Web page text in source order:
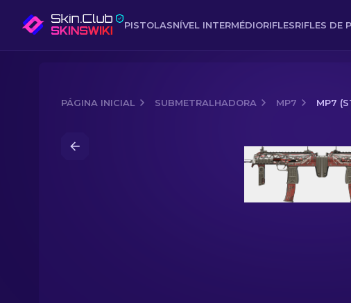
PISTOLASNÍVEL INTERMÉDIORIFLESRIFLES DE
PÁGINA INICIAL SUBMETRALHADORA MP7 MP7
MP7 (StatTrak™) | Pestinha